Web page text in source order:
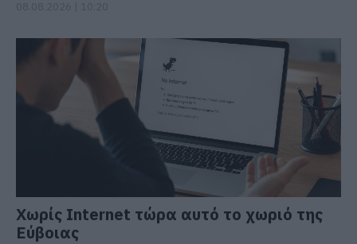
Χωρίς Internet τώρα αυτό το χωριό της
Εύβοιας